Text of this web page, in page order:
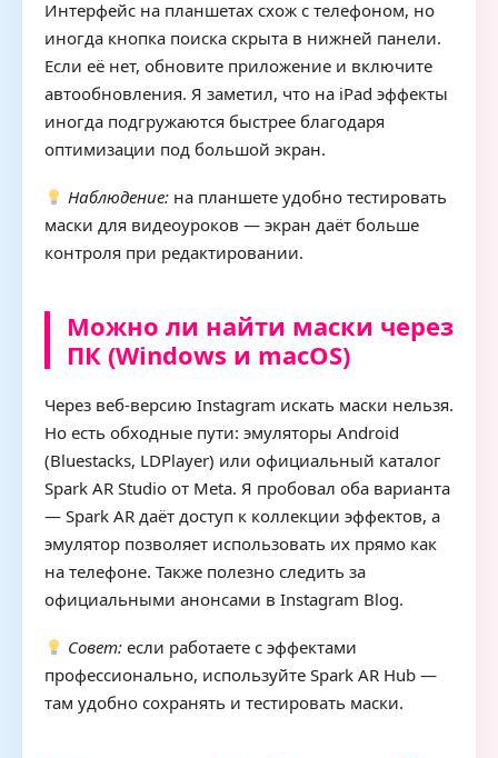
Интерфейс на планшетах схож с телефоном, но
иногда кнопка поиска скрыта в нижней панели.
Если её нет, обновите приложение и включите
автообновления. Я заметил, что на iPad эффекты
иногда подгружаются быстрее благодаря
оптимизации под большой экран.
Наблюдение: на планшете удобно тестировать
маски для видеоуроков — экран даёт больше
контроля при редактировании.
Можно ли найти маски через
ПК (Windows и macOS)
Через веб-версию Instagram искать маски нельзя.
Но есть обходные пути: эмуляторы Android
(Bluestacks, LDPlayer) или официальный каталог
Spark AR Studio от Meta. Я пробовал оба варианта
— Spark AR даёт доступ к коллекции эффектов, а
эмулятор позволяет использовать их прямо как
на телефоне. Также полезно следить за
официальными анонсами в Instagram Blog.
Совет: если работаете с эффектами
профессионально, используйте Spark AR Hub —
там удобно сохранять и тестировать маски.